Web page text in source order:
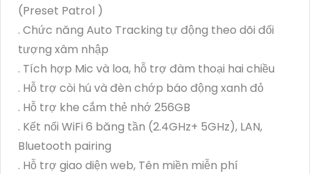
(Preset Patrol )
. Chức năng Auto Tracking tự động theo dõi đối
tượng xâm nhập
. Tích hợp Mic và loa, hỗ trợ đàm thoại hai chiều
. Hỗ trợ còi hú và đèn chớp báo động xanh đỏ
. Hỗ trợ khe cắm thẻ nhớ 256GB
. Kết nối WiFi 6 băng tần (2.4GHz+ 5GHz), LAN,
Bluetooth pairing
. Hỗ trợ giao diện web, Tên miền miễn phí